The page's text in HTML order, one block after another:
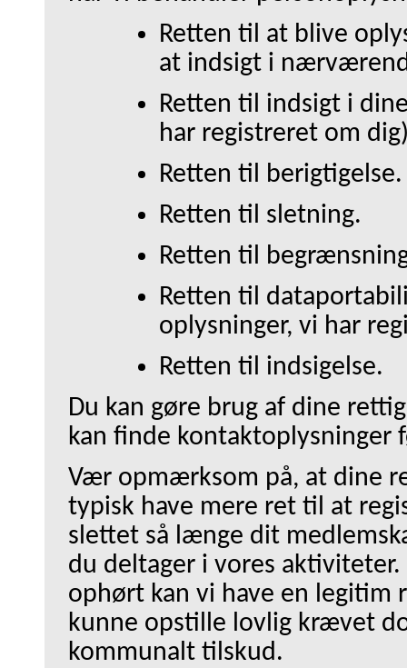
Retten til at blive
at indsigt i
Retten til indsigt i
har registreret om
Retten til berigtigelse.
Retten til sletning.
Retten til
Retten til
oplysninger, vi har
Retten til indsigelse.
Du kan gøre brug af dine
kan finde kontaktoplysninger
Vær opmærksom på, at dine
typisk have mere ret til at
slettet så længe dit
du deltager i vores
ophørt kan vi have en legitim
kunne opstille lovlig krævet
kommunalt tilskud.